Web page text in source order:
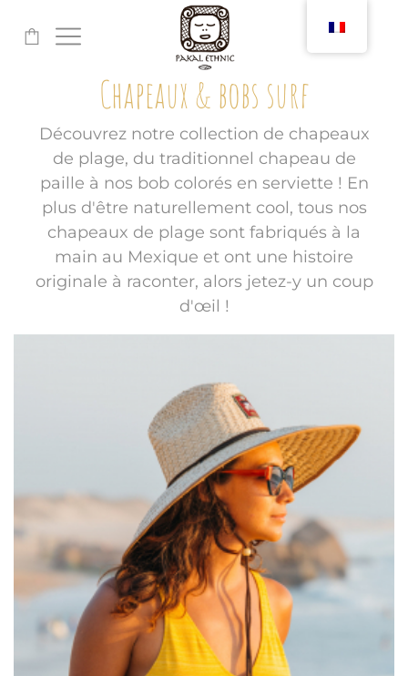
Chapeaux & bobs surf
Découvrez notre collection de chapeaux
de plage, du traditionnel chapeau de
paille à nos bob colorés en serviette ! En
plus d'être naturellement cool, tous nos
chapeaux de plage sont fabriqués à la
main au Mexique et ont une histoire
originale à raconter, alors jetez-y un coup
d'œil !